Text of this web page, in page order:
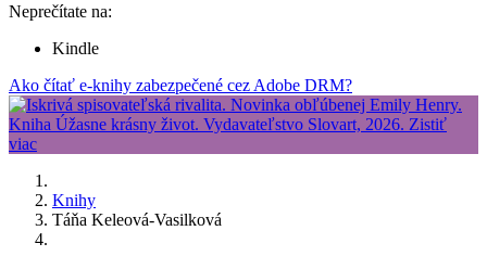
Neprečítate na:
Kindle
Ako čítať e-knihy zabezpečené cez Adobe DRM?
Knihy
Táňa Keleová-Vasilková